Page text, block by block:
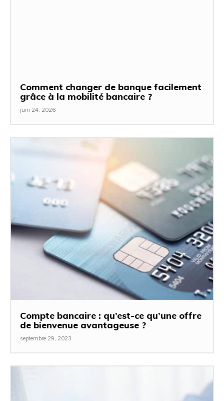
Comment changer de banque facilement
grâce à la mobilité bancaire ?
juin 24, 2026
Compte bancaire : qu’est-ce qu’une offre
de bienvenue avantageuse ?
septembre 29, 2023